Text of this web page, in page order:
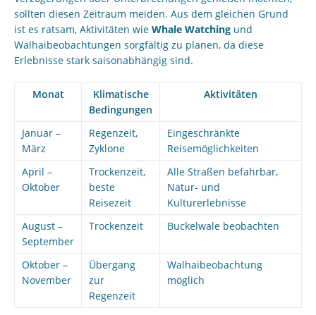
sollten diesen Zeitraum meiden. Aus dem gleichen Grund
ist es ratsam, Aktivitäten wie Whale Watching und
Walhaibeobachtungen sorgfältig zu planen, da diese
Erlebnisse stark saisonabhängig sind.
Monat
Klimatische
Bedingungen
Aktivitäten
Januar –
März
Regenzeit,
Zyklone
Eingeschränkte
Reisemöglichkeiten
April –
Oktober
Trockenzeit,
beste
Reisezeit
Alle Straßen befahrbar,
Natur- und
Kulturerlebnisse
August –
September
Trockenzeit Buckelwale beobachten
Oktober –
November
Übergang
zur
Regenzeit
Walhaibeobachtung
möglich